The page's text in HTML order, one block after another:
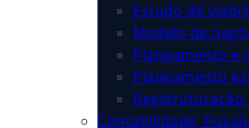
Estudo de
Modelo de
Planeamento e
Planeamento
Contabilidade,